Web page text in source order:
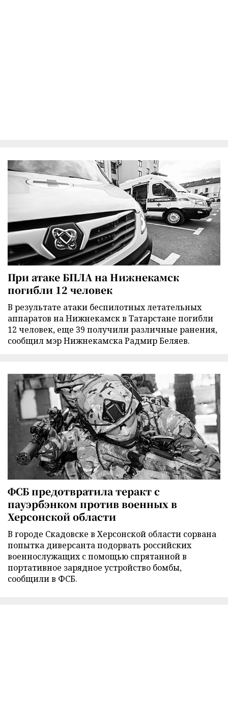
При атаке БПЛА на Нижнекамск
погибли 12 человек
В результате атаки беспилотных летательных
аппаратов на Нижнекамск в Татарстане погибли
12 человек, еще 39 получили различные ранения,
сообщил мэр Нижнекамска Радмир Беляев.
ФСБ предотвратила теракт с
пауэрбэнком против военных в
Херсонской области
В городе Скадовске в Херсонской области сорвана
попытка диверсанта подорвать российских
военнослужащих с помощью спрятанной в
портативное зарядное устройство бомбы,
сообщили в ФСБ.